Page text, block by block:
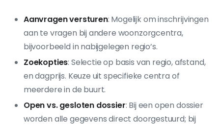
Aanvragen versturen: Mogelijk om inschrijvingen
aan te vragen bij andere woonzorgcentra,
bijvoorbeeld in nabijgelegen regio’s.
Zoekopties: Selectie op basis van regio, afstand,
en dagprijs. Keuze uit specifieke centra of
meerdere in de buurt.
Open vs. gesloten dossier: Bij een open dossier
worden alle gegevens direct doorgestuurd; bij